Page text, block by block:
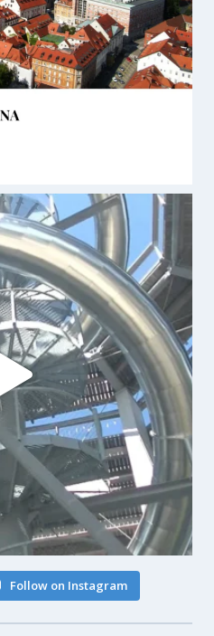
Follow on Instagram